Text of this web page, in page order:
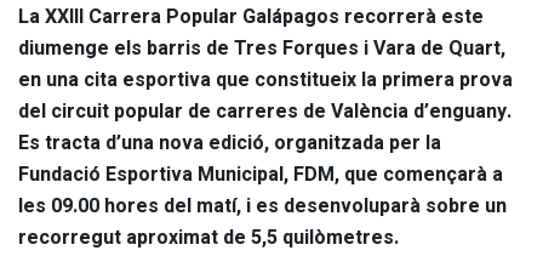
La XXIII Carrera Popular Galápagos recorrerà este
diumenge els barris de Tres Forques i Vara de Quart,
en una cita esportiva que constitueix la primera prova
del circuit popular de carreres de València d’enguany.
Es tracta d’una nova edició, organitzada per la
Fundació Esportiva Municipal, FDM, que començarà a
les 09.00 hores del matí, i es desenvoluparà sobre un
recorregut aproximat de 5,5 quilòmetres.